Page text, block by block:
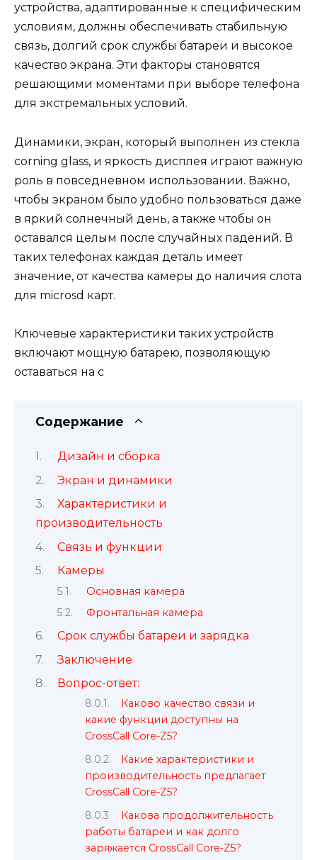
устройства, адаптированные к специфическим
условиям, должны обеспечивать стабильную
связь, долгий срок службы батареи и высокое
качество экрана. Эти факторы становятся
решающими моментами при выборе телефона
для экстремальных условий.
Динамики, экран, который выполнен из стекла
corning glass, и яркость дисплея играют важную
роль в повседневном использовании. Важно,
чтобы экраном было удобно пользоваться даже
в яркий солнечный день, а также чтобы он
оставался целым после случайных падений. В
таких телефонах каждая деталь имеет
значение, от качества камеры до наличия слота
для microsd карт.
Ключевые характеристики таких устройств
включают мощную батарею, позволяющую
оставаться на с
Содержание
Дизайн и сборка
Экран и динамики
Характеристики и
производительность
Связь и функции
Камеры
Основная камера
Фронтальная камера
Срок службы батареи и зарядка
Заключение
Вопрос-ответ:
Каково качество связи и
какие функции доступны на
CrossCall Core-Z5?
Какие характеристики и
производительность предлагает
CrossCall Core-Z5?
Какова продолжительность
работы батареи и как долго
заряжается CrossCall Core-Z5?